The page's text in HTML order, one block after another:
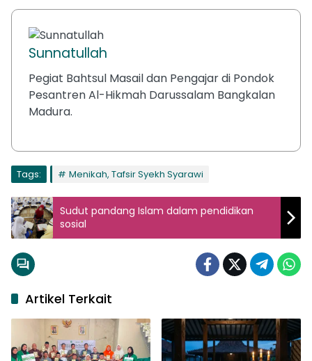
Sunnatullah
Pegiat Bahtsul Masail dan Pengajar di Pondok
Pesantren Al-Hikmah Darussalam Bangkalan
Madura.
Tags: Menikah, Tafsir Syekh Syarawi
Sudut pandang Islam dalam pendidikan
sosial
Artikel Terkait